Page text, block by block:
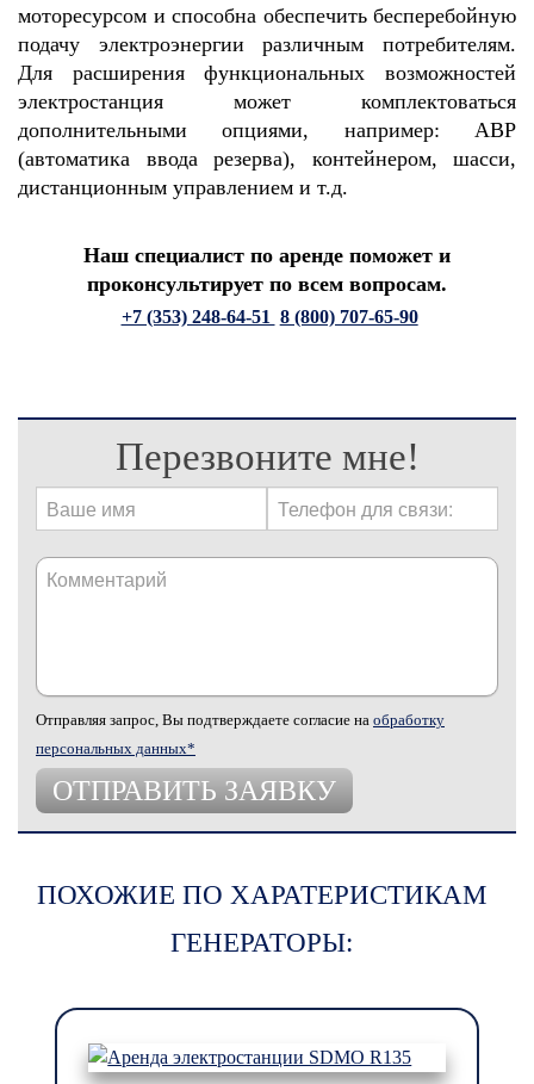
моторесурсом и способна обеспечить бесперебойную
подачу электроэнергии различным потребителям.
Для расширения функциональных возможностей
электростанция может комплектоваться
дополнительными опциями, например: АВР
(автоматика ввода резерва), контейнером, шасси,
дистанционным управлением и т.д.
Наш специалист по аренде поможет и
проконсультирует по всем вопросам.
+7 (353) 248-64-51 8 (800) 707-65-90
Перезвоните мне!
Отправляя запрос, Вы подтверждаете согласие на обработку
персональных данных*
ПОХОЖИЕ ПО ХАРАТЕРИСТИКАМ
ГЕНЕРАТОРЫ: